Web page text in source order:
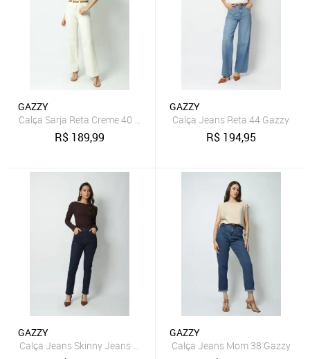
GAZZY
Calça Sarja Reta Creme 40 Gazzy
R$ 189,99
GAZZY
Calça Jeans Reta 44 Gazzy
R$ 194,95
GAZZY
Calça Jeans Skinny Jeans Escuro 40 Gazzy
GAZZY
Calça Jeans Mom 38 Gazzy